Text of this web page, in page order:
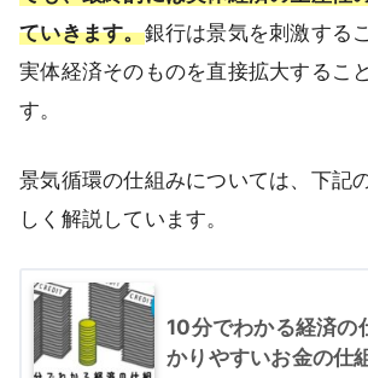
ていきます。銀行は景気を刺激する
実体経済そのものを直接拡大するこ
す。
景気循環の仕組みについては、下記
しく解説しています。
10分でわかる経済の
かりやすいお金の仕